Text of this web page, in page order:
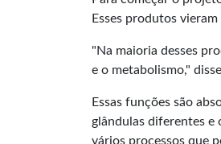
Esses produtos
"Na maioria desses
e o metabolismo,"
Essas funções são
glândulas diferentes e
vários processos que